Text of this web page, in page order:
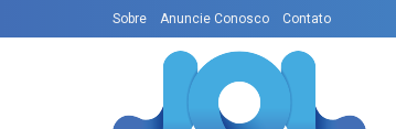
Sobre Anuncie Conosco Contato